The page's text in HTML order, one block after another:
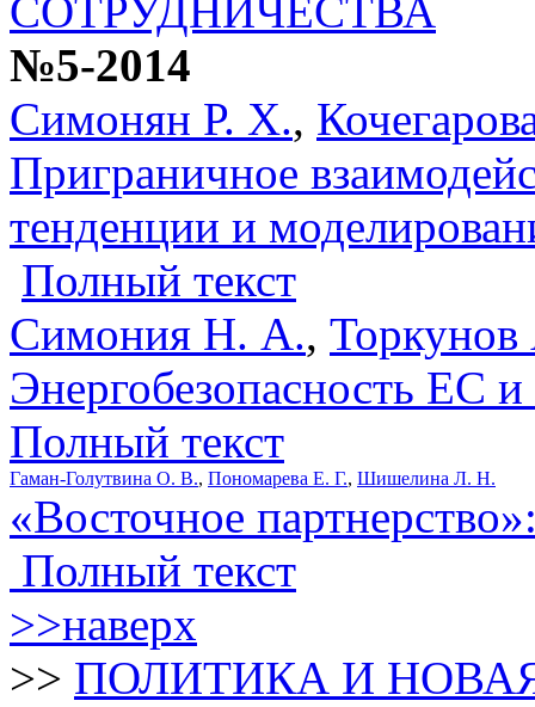
СОТРУДНИЧЕСТВА
№5-2014
Симонян Р. Х.,
Приграничное
тенденции и
Полный текст
Симония Н. А.,
Энергобезопасность ЕС и
Полный текст
Гаман-Голутвина О. В., Пономарева Е. Г., Шишелина Л. Н.
«Восточное
Полный текст
>>наверх
>> ПОЛИТИКА И